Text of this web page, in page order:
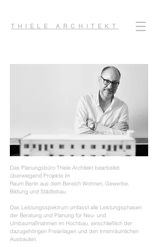
THIELE ARCHITEKT
Das Planungsbüro Thiele Architekt bearbeitet
überwiegend Projekte im
Raum Berlin aus dem Bereich Wohnen, Gewerbe,
Bildung und Städtebau.
Das Leistungsspektrum umfasst alle Leistungsphasen
der Beratung und Planung für Neu- und
Umbaumaßnahmen im Hochbau, einschließlich der
dazugehörigen Freianlagen und den innenräumlichen
Ausbauten.